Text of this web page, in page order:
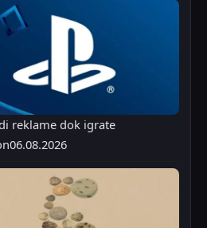
reklame dok igrate
06.08.2026